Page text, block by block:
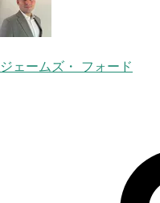
ジェームズ・ フォード